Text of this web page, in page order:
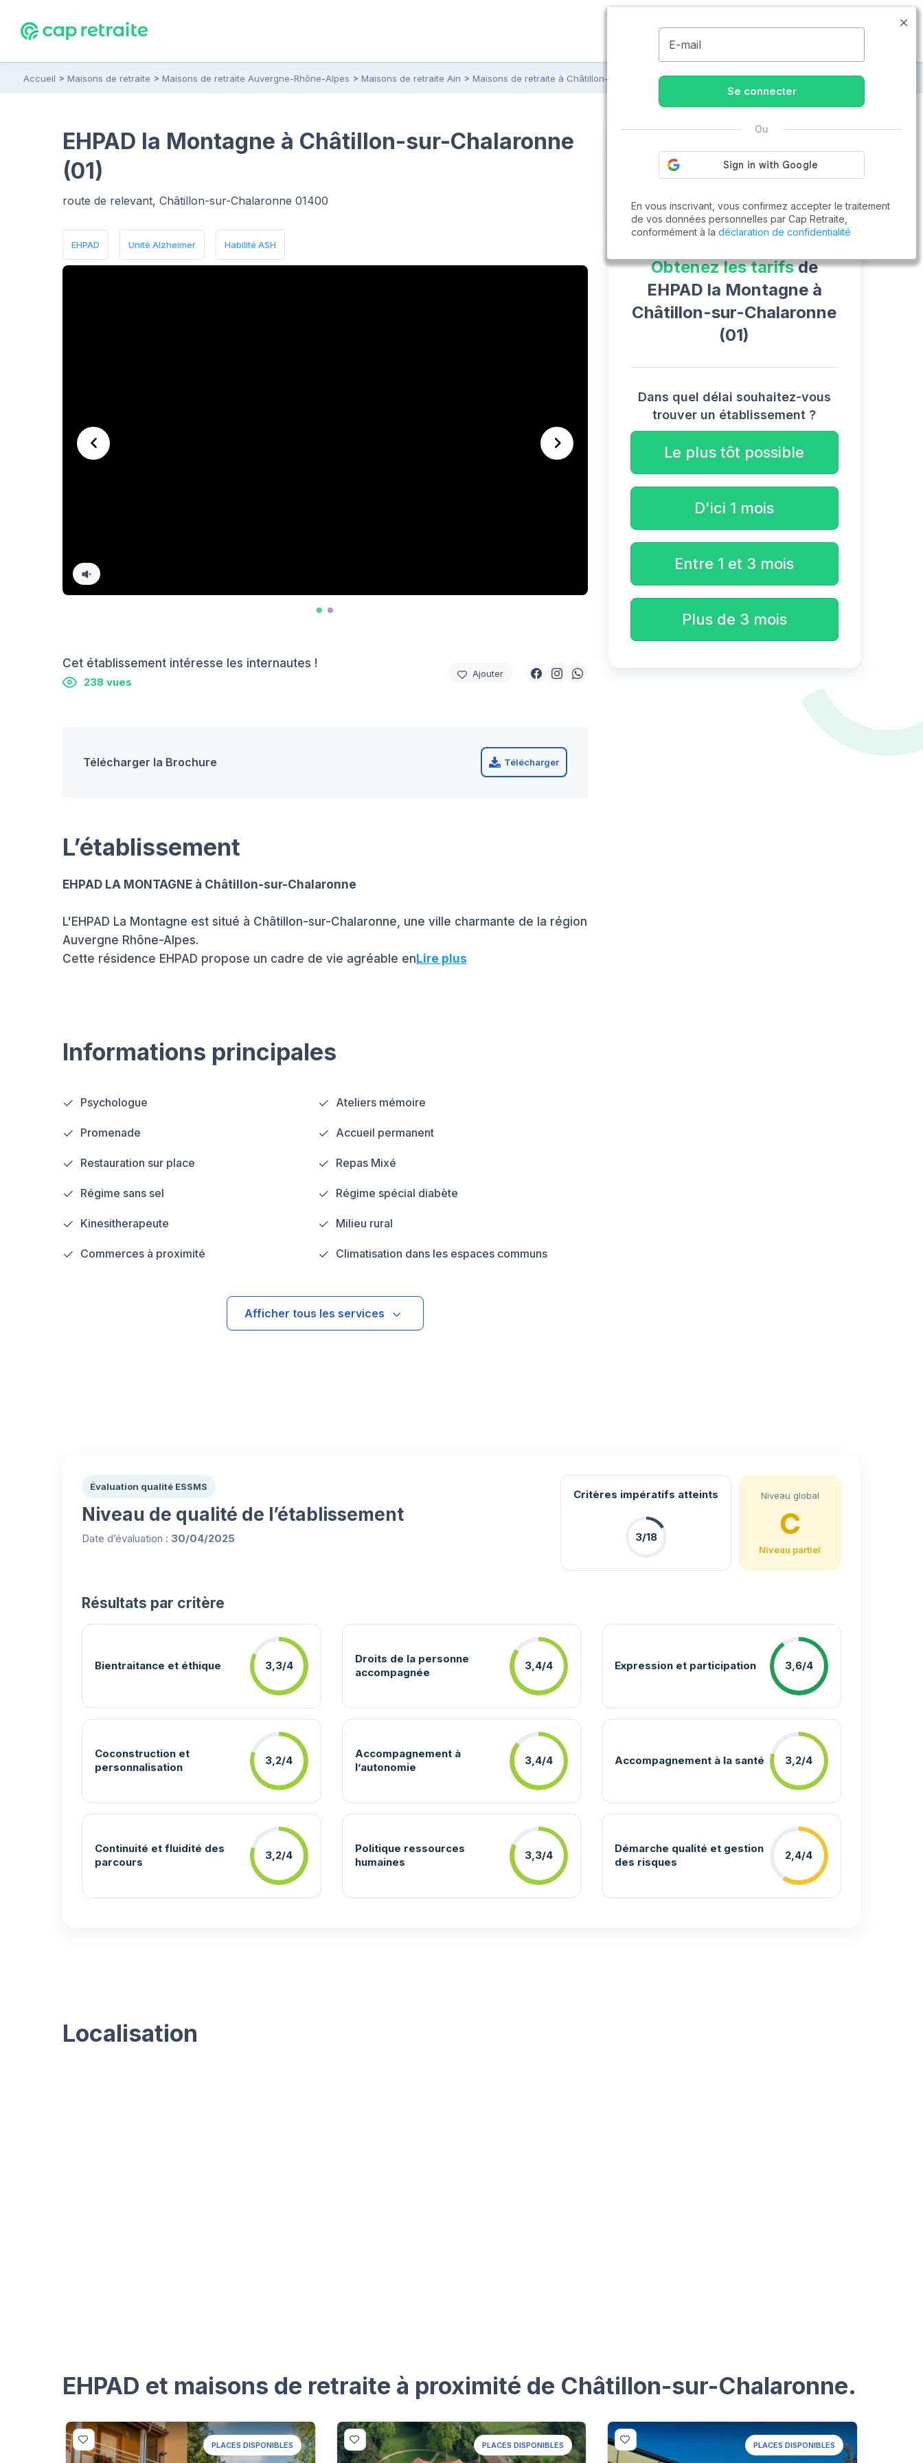
09.74.59.59.57
Accueil Maisons de retraite Maisons de retraite Auvergne-Rhône-Alpes Maisons de retraite Ain Maisons de retraite à Châtillon-sur-Chalaronne EHPAD la Montagne
Cet établissement intéresse les internautes !
238 vues
Ajouter
Télécharger la Brochure Télécharger
EHPAD la Montagne à Châtillon-sur-Chalaronne
(01)
route de relevant, Châtillon-sur-Chalaronne 01400
EHPAD Unité Alzheimer Habilité ASH
L’établissement
EHPAD LA MONTAGNE à Châtillon-sur-Chalaronne
L'EHPAD La Montagne est situé à Châtillon-sur-Chalaronne, une ville charmante de la région
Auvergne Rhône-Alpes.
Cette résidence EHPAD propose un cadre de vie agréable enLire plus
Informations principales
Psychologue Ateliers mémoire
Promenade Accueil permanent
Restauration sur place Repas Mixé
Régime sans sel Régime spécial diabète
Kinesitherapeute Milieu rural
Commerces à proximité Climatisation dans les espaces communs
Afficher tous les services
Cap Retraite vous aide à trouver un emploi
Obtenez les tarifsde
EHPAD la Montagne à
Châtillon-sur-Chalaronne
(01)
Dans quel délai souhaitez-vous
trouver un établissement ?
Le plus tôt possible
D'ici 1 mois
Entre 1 et 3 mois
Plus de 3 mois
Évaluation qualité ESSMS
Niveau de qualité de l’établissement
Date d’évaluation : 30/04/2025
Niveau global
C
Niveau partiel
Critères impératifs atteints
3/18
Résultats par critère
Bientraitance et éthique 3,3/4
Droits de la personne
accompagnée
3,4/4 Expression et participation 3,6/4
Coconstruction et
personnalisation
3,2/4
Accompagnement à
l’autonomie
3,4/4 Accompagnement à la santé 3,2/4
Continuité et fluidité des
parcours
3,2/4
Politique ressources
humaines
3,3/4
Démarche qualité et gestion
des risques
2,4/4
Localisation
EHPAD et maisons de retraite à proximité de Châtillon-sur-Chalaronne.
PLACES DISPONIBLES PLACES DISPONIBLES PLACES DISPONIBLES
E-mail
Se connecter
Ou
En vous inscrivant, vous confirmez accepter le traitement
de vos données personnelles par Cap Retraite,
conformément à la déclaration de confidentialité